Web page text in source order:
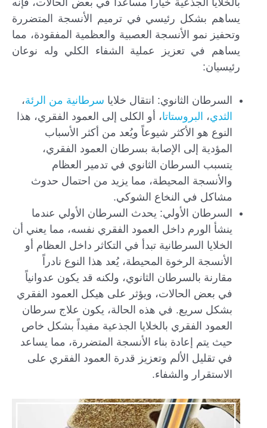
يساهم بشكل رئيسي في ترميم الأنسجة المتضررة
وتحفيز نمو الأنسجة العصبية والعظمية المفقودة، مما
يساهم في تعزيز عملية الشفاء الكلي وله نوعان
رئيسيان:
السرطان الثانوي: انتقال خلايا سرطانية من الرئة،
الثدي، البروستاتا، أو الكلى إلى العمود الفقري، هذا
النوع هو الأكثر شيوعاً ويُعد من أكثر الأسباب
المؤدية إلى الإصابة بسرطان العمود الفقري،
يتسبب السرطان الثانوي في تدمير العظام
والأنسجة المحيطة، مما يزيد من احتمال حدوث
مشاكل في النخاع الشوكي.
السرطان الأولي: يحدث السرطان الأولي عندما
ينشأ الورم داخل العمود الفقري نفسه، مما يعني أن
الخلايا السرطانية تبدأ في التكاثر داخل العظام أو
الأنسجة الرخوة المحيطة، يُعد هذا النوع نادراً
مقارنة بالسرطان الثانوي، ولكنه قد يكون عدوانياً
في بعض الحالات، ويؤثر على هيكل العمود الفقري
بشكل سريع. في هذه الحالة، يكون علاج سرطان
العمود الفقري بالخلايا الجذعية مفيداً بشكل خاص
حيث يتم إعادة بناء الأنسجة المتضررة، مما يساعد
في تقليل الألم وتعزيز قدرة العمود الفقري على
الاستقرار والشفاء.